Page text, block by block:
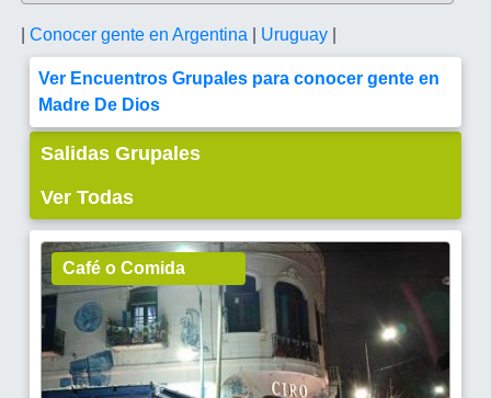
Conocer gente en Argentina Uruguay
Ver Encuentros Grupales para conocer gente en
Madre De Dios
Salidas Grupales
Ver Todas
Café o Comida